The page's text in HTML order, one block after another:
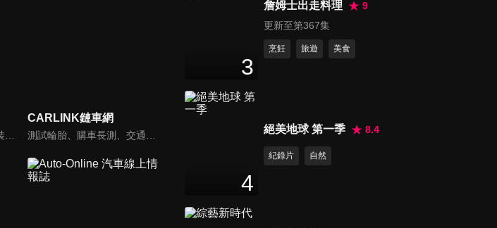
CARLINK鏈車網
M340i xDrive就夠殺？318親
民、330、320豐富：選滿M
Performance Parts套件,照樣
31分鐘
第131集 【孝親車的夢幻逸
張！】Maserati Grecale農曆
年後交車！三規格滿足豪車買
29
3
詹姆士出走料理
9
更新至第367集
烹飪 旅遊 美食
4
絕美地球 第一季 8.4
紀錄片 自然